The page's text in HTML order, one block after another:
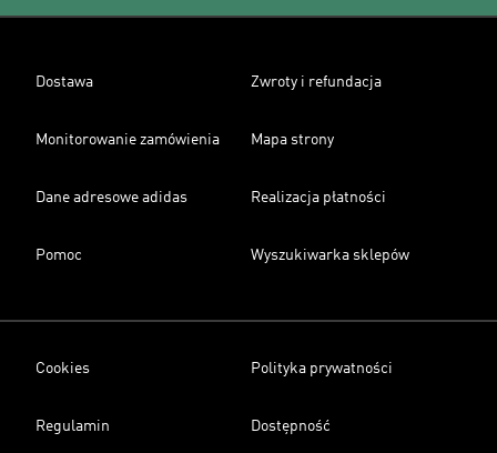
Dostawa Zwroty i refundacja
Monitorowanie zamówienia Mapa strony
Dane adresowe adidas Realizacja płatności
Pomoc Wyszukiwarka sklepów
Cookies Polityka prywatności
Regulamin Dostępność